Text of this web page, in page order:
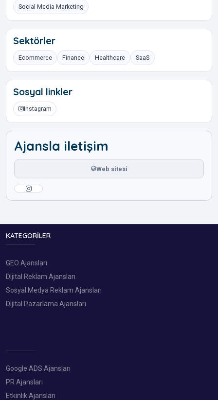
Social Media Marketing
Sektörler
Ecommerce Finance Healthcare SaaS
Sosyal linkler
Instagram
Ajansla iletişim
Web sitesi
KATEGORILER
GEO Ajansları
Dijital Reklam Ajansları
Sosyal Medya Reklam Ajansları
Dijital Pazarlama Ajansları
Google ADS Ajansları
PR Ajansları
Etkinlik Ajansları